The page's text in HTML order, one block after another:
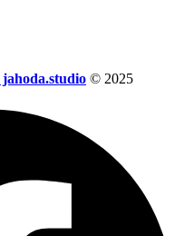
jahoda.studio © 2025